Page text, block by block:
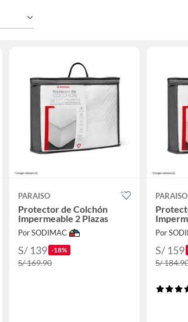
PARAISO
Protector de Colchón
Impermeable 2 Plazas
Por SODIMAC
S/ 139 -18%
S/ 169.90
PARAISO
Por
S/ 159
S/